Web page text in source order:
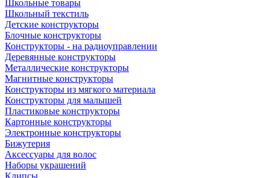
Школьные товары
Школьный текстиль
Детские конструкторы
Блочные конструкторы
Конструкторы - на радиоуправлении
Деревянные конструкторы
Металлические конструкторы
Магнитные конструкторы
Конструкторы из мягкого материала
Конструкторы для малышей
Пластиковые конструкторы
Картонные конструкторы
Электронные конструкторы
Бижутерия
Аксессуары для волос
Наборы украшений
Клипсы